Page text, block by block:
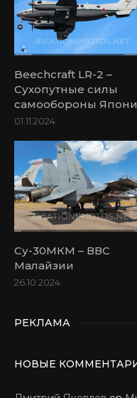
Beechcraft LR-2 –
Сухопутные силы
самообороны
01.11.2024
Су-30МКМ – ВВС
Малайзии
26.10.2024
РЕКЛАМА
НОВЫЕ